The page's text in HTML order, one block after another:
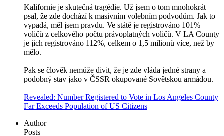
Kalifornie je skutečná tragédie. Už jsem o tom mnohokrát
psal, že zde dochází k masivním volebním podvodům. Jak to
vypadá, měl jsem pravdu. Ve státě je registrováno 101%
voličů z celkového počtu právoplatných voličů. V LA County
je jich registrováno 112%, celkem o 1,5 milionů více, než by
mělo.
Pak se člověk nemůže divit, že je zde vláda jedné strany a
podobný stav jako v ČSSR okupované Sovětskou armádou.
Revealed: Number Registered to Vote in Los Angeles County
Far Exceeds Population of US Citizens
Author
Posts